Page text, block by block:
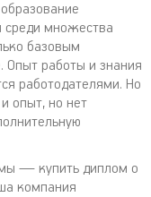
среди множества
базовым
Опыт работы и знания
работодателями. Но
опыт, но нет
— купить диплом о
компания